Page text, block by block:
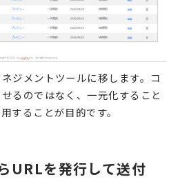
ジメントツールに移します。コ
るのではなく、一元化すること
することが目的です。
URLを発行して送付